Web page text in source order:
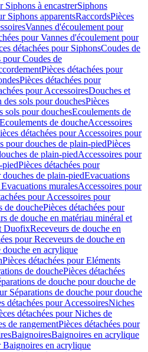
Siphons à encastrerSiphons
Siphons apparentsRaccordsPièces
Vannes d'écoulement pour
pour Vannes d'écoulement pour
détachées pour SiphonsCoudes de
pour Coudes de
Pièces détachées pour
Pièces détachées pour
pour AccessoiresDouches et
des sols pour douchesPièces
sols pour douchesEcoulements de
de doucheAccessoires
détachées pour Accessoires pour
pour douches de plain-piedPièces
de plain-piedAccessoires pour
piedPièces détachées pour
de plain-piedEvacuations
muralesAccessoires pour
pour Accessoires pour
de douchePièces détachées pour
de douche en matériau minéral et
DuofixReceveurs de douche en
pour Receveurs de douche en
douche en acrylique
Pièces détachées pour Eléments
de douchePièces détachées
de douche pour douche de
Séparations de douche pour douche
détachées pour AccessoiresNiches
détachées pour Niches de
de rangementPièces détachées pour
BaignoiresBaignoires en acrylique
Baignoires en acrylique